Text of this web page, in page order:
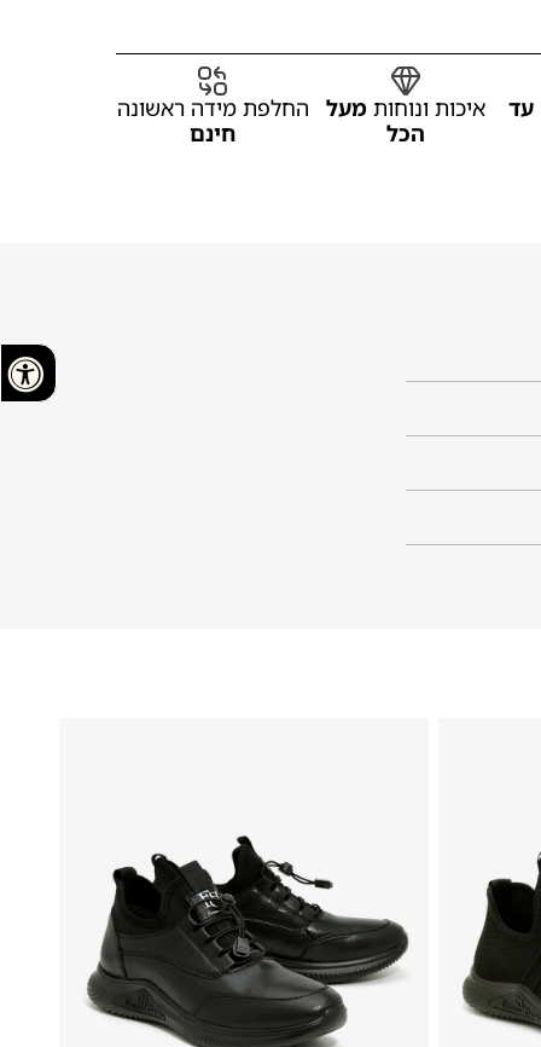
עד איכות ונוחות מעל
הכל
החלפת מידה ראשונה
חינם